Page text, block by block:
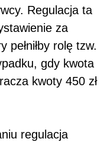
Regulacja ta
za
rolę tzw.
gdy kwota
kwoty 450 zł
regulacja